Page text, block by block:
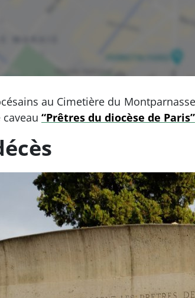
au Cimetière du
“Prêtres du diocèse de Paris”